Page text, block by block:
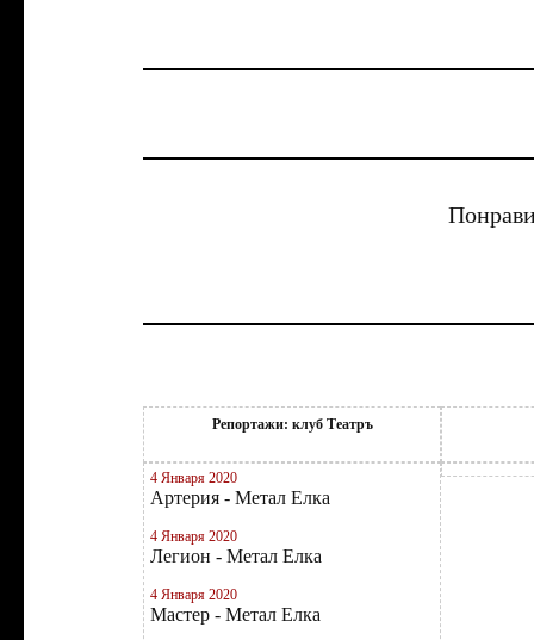
Репортажи: клуб Театръ
4 Января 2020
Артерия - Метал Елка
4 Января 2020
Легион - Метал Елка
4 Января 2020
Мастер - Метал Елка